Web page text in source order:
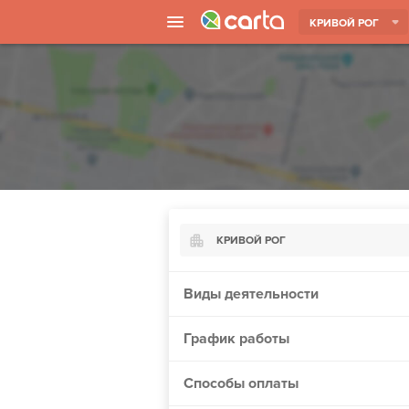
КРИВОЙ РОГ
КРИВОЙ РОГ
Борисполь
Виды деятельности
График работы
Способы оплаты